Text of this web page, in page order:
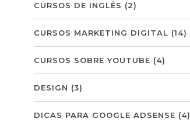
CURSOS DE INGLÊS (2)
CURSOS MARKETING DIGITAL (14)
CURSOS SOBRE YOUTUBE (4)
DESIGN (3)
DICAS PARA GOOGLE ADSENSE (4)